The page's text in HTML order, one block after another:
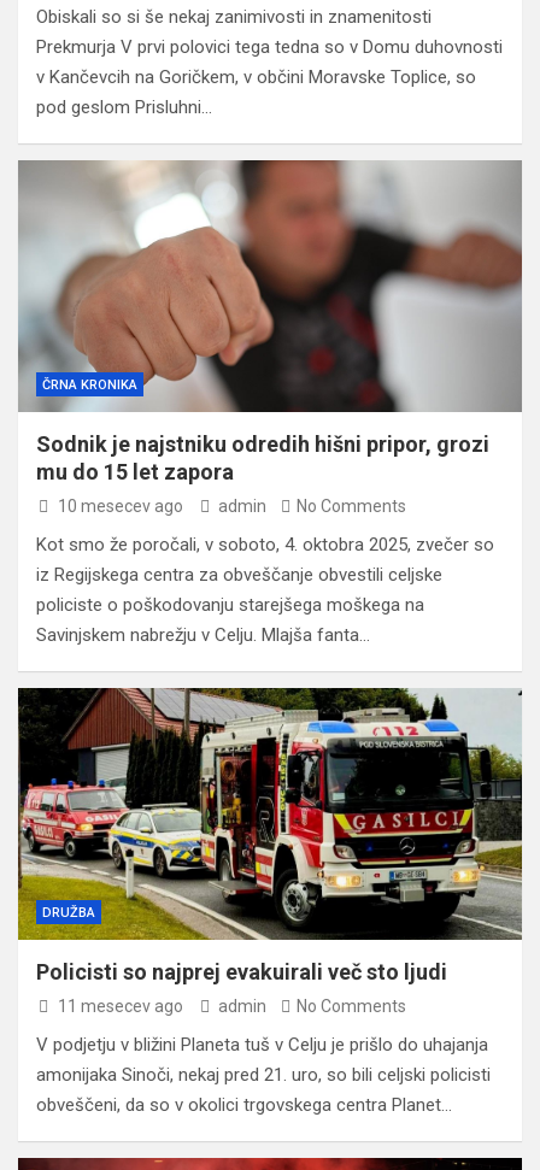
Obiskali so si še nekaj zanimivosti in znamenitosti
Prekmurja V prvi polovici tega tedna so v Domu duhovnosti
v Kančevcih na Goričkem, v občini Moravske Toplice, so
pod geslom Prisluhni…
ČRNA KRONIKA
Sodnik je najstniku odredih hišni pripor, grozi
mu do 15 let zapora
10 mesecev ago admin No Comments
Kot smo že poročali, v soboto, 4. oktobra 2025, zvečer so
iz Regijskega centra za obveščanje obvestili celjske
policiste o poškodovanju starejšega moškega na
Savinjskem nabrežju v Celju. Mlajša fanta…
DRUŽBA
Policisti so najprej evakuirali več sto ljudi
11 mesecev ago admin No Comments
V podjetju v bližini Planeta tuš v Celju je prišlo do uhajanja
amonijaka Sinoči, nekaj pred 21. uro, so bili celjski policisti
obveščeni, da so v okolici trgovskega centra Planet…